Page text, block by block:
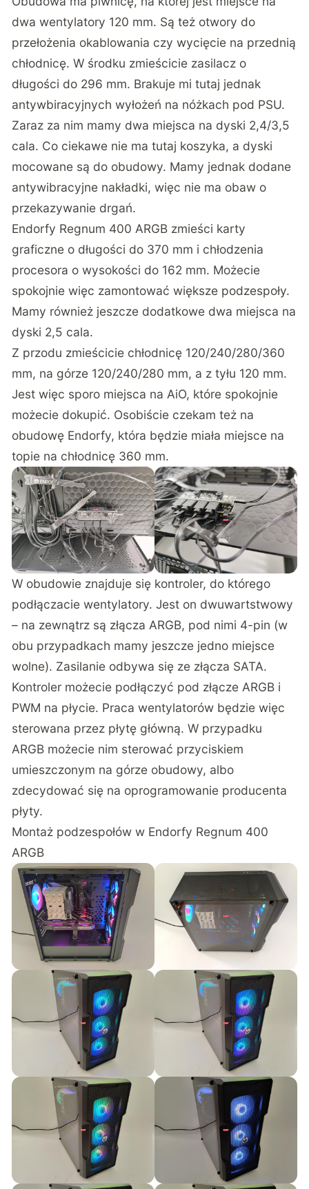
dwa wentylatory 120 mm. Są też otwory do
przełożenia okablowania czy wycięcie na przednią
chłodnicę. W środku zmieścicie zasilacz o
długości do 296 mm. Brakuje mi tutaj jednak
antywbiracyjnych wyłożeń na nóżkach pod PSU.
Zaraz za nim mamy dwa miejsca na dyski 2,4/3,5
cala. Co ciekawe nie ma tutaj koszyka, a dyski
mocowane są do obudowy. Mamy jednak dodane
antywibracyjne nakładki, więc nie ma obaw o
przekazywanie drgań.
Endorfy Regnum 400 ARGB zmieści karty
graficzne o długości do 370 mm i chłodzenia
procesora o wysokości do 162 mm. Możecie
spokojnie więc zamontować większe podzespoły.
Mamy również jeszcze dodatkowe dwa miejsca na
dyski 2,5 cala.
Z przodu zmieścicie chłodnicę 120/240/280/360
mm, na górze 120/240/280 mm, a z tyłu 120 mm.
Jest więc sporo miejsca na AiO, które spokojnie
możecie dokupić. Osobiście czekam też na
obudowę Endorfy, która będzie miała miejsce na
topie na chłodnicę 360 mm.
W obudowie znajduje się kontroler, do którego
podłączacie wentylatory. Jest on dwuwartstwowy
– na zewnątrz są złącza ARGB, pod nimi 4-pin (w
obu przypadkach mamy jeszcze jedno miejsce
wolne). Zasilanie odbywa się ze złącza SATA.
Kontroler możecie podłączyć pod złącze ARGB i
PWM na płycie. Praca wentylatorów będzie więc
sterowana przez płytę główną. W przypadku
ARGB możecie nim sterować przyciskiem
umieszczonym na górze obudowy, albo
zdecydować się na oprogramowanie producenta
płyty.
Montaż podzespołów w Endorfy Regnum 400
ARGB